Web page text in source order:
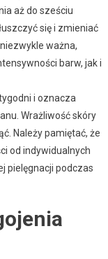
aż do sześciu
się i zmieniać
ważna,
barw, jak i
i oznacza
Wrażliwość skóry
Należy pamiętać, że
od indywidualnych
pielęgnacji podczas